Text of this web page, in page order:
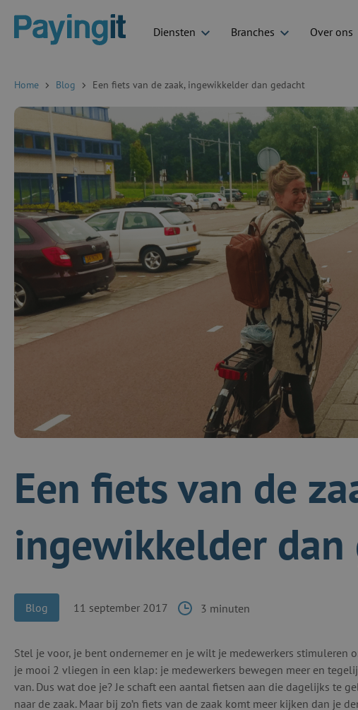
Diensten Branches Over ons
Home Blog Een fiets van de zaak, ingewikkelder dan gedacht
Een fiets van de
ingewikkelder dan
Blog 11 september 2017 3 minuten
Stel je voor, je bent ondernemer en je wilt je medewerkers stimuleren
je mooi 2 vliegen in een klap: je medewerkers bewegen meer en
van. Dus wat doe je? Je schaft een aantal fietsen aan die dagelijks te
naar de zaak. Maar bij zo’n fiets van de zaak komt meer kijken dan je